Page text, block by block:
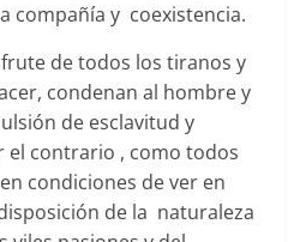
compañía y coexistencia.
de todos los tiranos y
condenan al hombre y
de esclavitud y
el contrario , como todos
condiciones de ver en
de la naturaleza